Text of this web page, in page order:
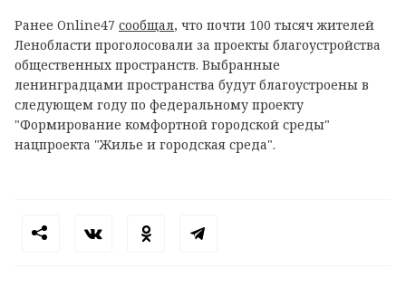
Ранее Online47 сообщал, что почти 100 тысяч жителей
Ленобласти проголосовали за проекты благоустройства
общественных пространств. Выбранные
ленинградцами пространства будут благоустроены в
следующем году по федеральному проекту
"Формирование комфортной городской среды"
нацпроекта "Жилье и городская среда".